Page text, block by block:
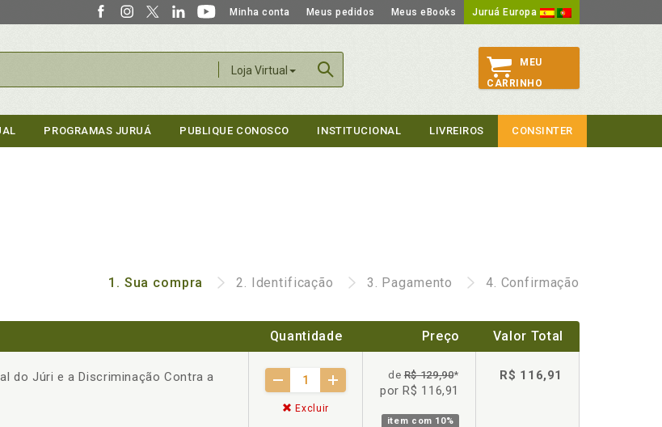
Minha conta Meus pedidos Meus eBooks Juruá Europa
Loja Virtual
MEU
CARRINHO
PROGRAMAS JURUÁ PUBLIQUE CONOSCO INSTITUCIONAL LIVREIROS CONSINTER
1. Sua compra 2. Identificação 3. Pagamento 4. Confirmação
Quantidade Preço Valor Total
do Júri e a Discriminação Contra a
Excluir
deR$ 129,90*
por R$ 116,91
item com 10%
R$ 116,91